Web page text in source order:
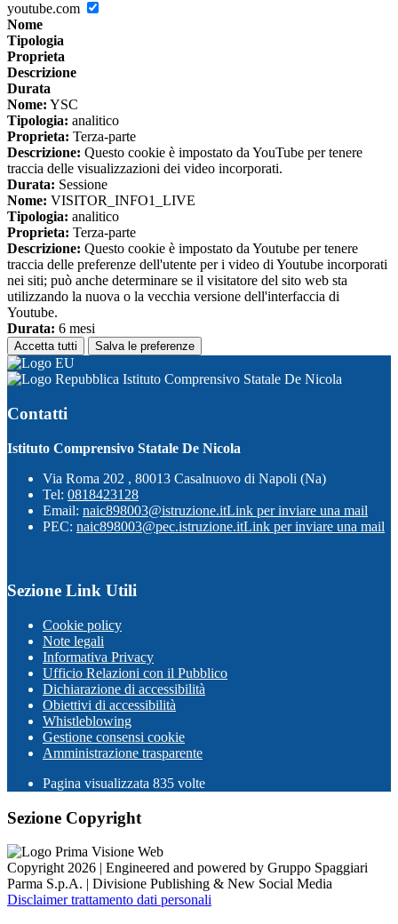
youtube.com
Nome
Tipologia
Proprieta
Descrizione
Durata
Nome: YSC
Tipologia: analitico
Proprieta: Terza-parte
Descrizione: Questo cookie è impostato da YouTube per tenere
traccia delle visualizzazioni dei video incorporati.
Durata: Sessione
Nome: VISITOR_INFO1_LIVE
Tipologia: analitico
Proprieta: Terza-parte
Descrizione: Questo cookie è impostato da Youtube per tenere
traccia delle preferenze dell'utente per i video di Youtube incorporati
nei siti; può anche determinare se il visitatore del sito web sta
utilizzando la nuova o la vecchia versione dell'interfaccia di
Youtube.
Durata: 6 mesi
Accetta tutti Salva le preferenze
Istituto Comprensivo Statale De Nicola
Contatti
Istituto Comprensivo Statale De Nicola
Via Roma 202 , 80013 Casalnuovo di Napoli (Na)
Tel: 0818423128
Email: naic898003@istruzione.itLink per inviare una mail
PEC: naic898003@pec.istruzione.itLink per inviare una mail
Sezione Link Utili
Cookie policy
Note legali
Informativa Privacy
Ufficio Relazioni con il Pubblico
Dichiarazione di accessibilità
Obiettivi di accessibilità
Whistleblowing
Gestione consensi cookie
Amministrazione trasparente
Pagina visualizzata 835 volte
Sezione Copyright
Copyright 2026 | Engineered and powered by Gruppo Spaggiari
Parma S.p.A. | Divisione Publishing & New Social Media
Disclaimer trattamento dati personali